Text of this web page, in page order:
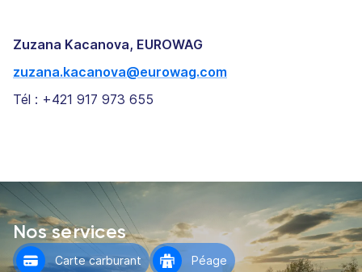
Zuzana Kacanova, EUROWAG
zuzana.kacanova@eurowag.com
Tél : +421 917 973 655
Nos services
Carte carburant Péage